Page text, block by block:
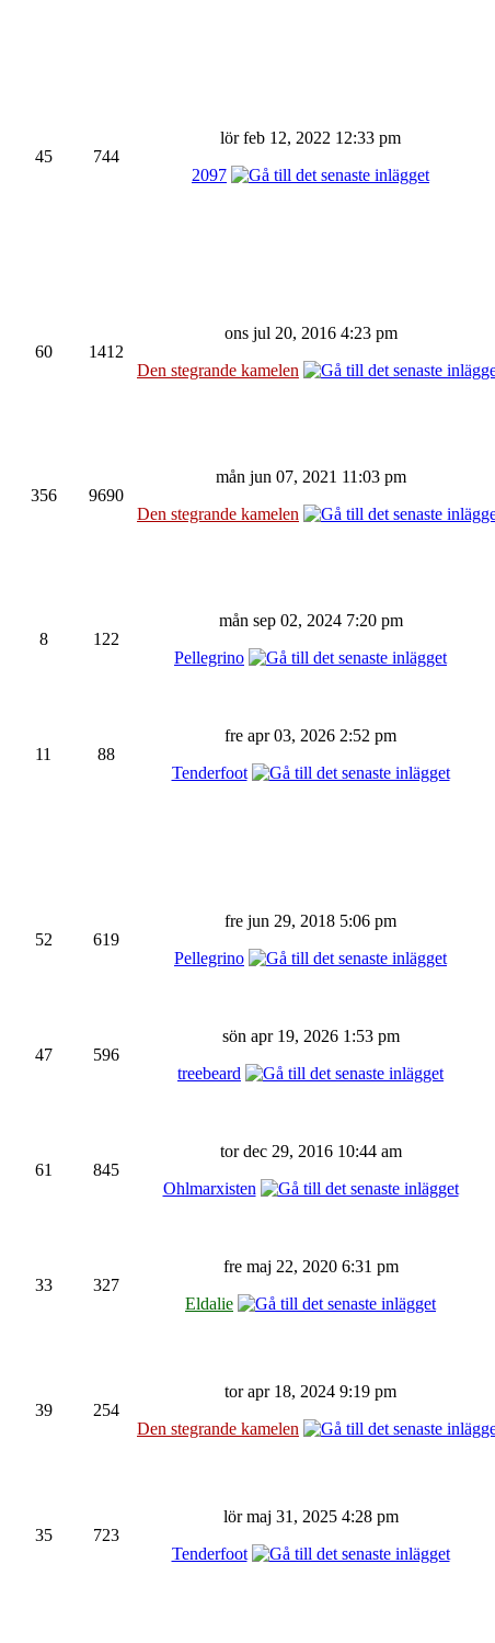
45 744
lör feb 12, 2022 12:33 pm
2097
60 1412
ons jul 20, 2016 4:23 pm
Den stegrande kamelen
356 9690
mån jun 07, 2021 11:03 pm
Den stegrande kamelen
8 122
mån sep 02, 2024 7:20 pm
Pellegrino
11 88
fre apr 03, 2026 2:52 pm
Tenderfoot
52 619
fre jun 29, 2018 5:06 pm
Pellegrino
47 596
sön apr 19, 2026 1:53 pm
treebeard
61 845
tor dec 29, 2016 10:44 am
Ohlmarxisten
33 327
fre maj 22, 2020 6:31 pm
Eldalie
39 254
tor apr 18, 2024 9:19 pm
Den stegrande kamelen
35 723
lör maj 31, 2025 4:28 pm
Tenderfoot